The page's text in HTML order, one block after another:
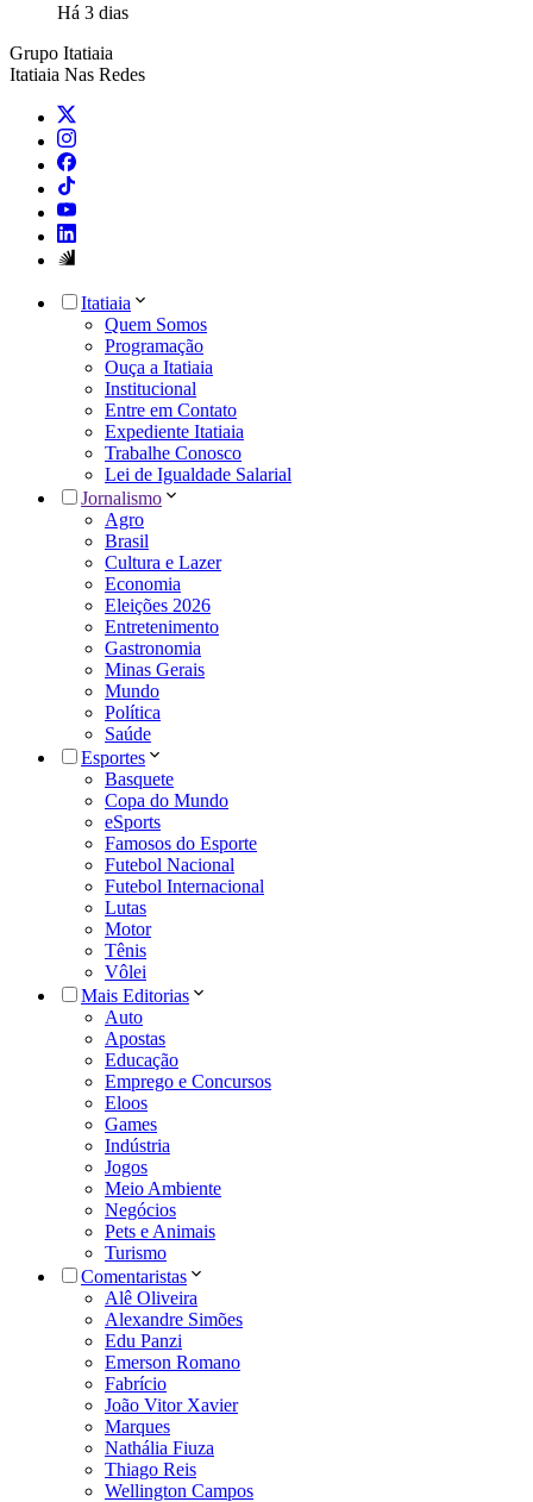
Há 3 dias
Grupo Itatiaia
Itatiaia Nas Redes
Itatiaia
Quem Somos
Programação
Ouça a Itatiaia
Institucional
Entre em Contato
Expediente Itatiaia
Trabalhe Conosco
Lei de Igualdade Salarial
Jornalismo
Agro
Brasil
Cultura e Lazer
Economia
Eleições 2026
Entretenimento
Gastronomia
Minas Gerais
Mundo
Política
Saúde
Esportes
Basquete
Copa do Mundo
eSports
Famosos do Esporte
Futebol Nacional
Futebol Internacional
Lutas
Motor
Tênis
Vôlei
Mais Editorias
Auto
Apostas
Educação
Emprego e Concursos
Eloos
Games
Indústria
Jogos
Meio Ambiente
Negócios
Pets e Animais
Turismo
Comentaristas
Alê Oliveira
Alexandre Simões
Edu Panzi
Emerson Romano
Fabrício
João Vitor Xavier
Marques
Nathália Fiuza
Thiago Reis
Wellington Campos